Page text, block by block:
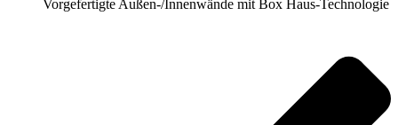
Vorgefertigte Außen-/Innenwände mit Box Haus-Technologie